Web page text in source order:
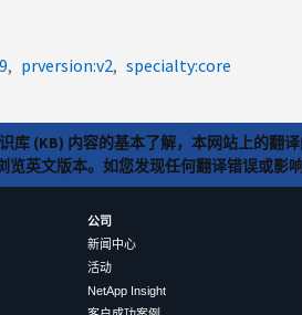
prversion:v2 specialty:core
库 (KB) 内容的基本了解，本网站上的翻
览英文版本。如您发现任何翻译错误或影
公司
新闻中心
活动
NetApp Insight